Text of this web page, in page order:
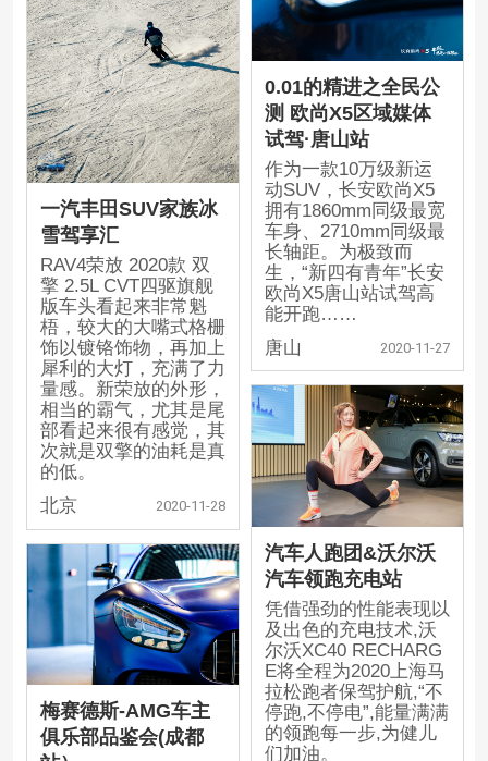
一汽丰田SUV家族冰
雪驾享汇
RAV4荣放 2020款 双
擎 2.5L CVT四驱旗舰
版车头看起来非常魁
梧，较大的大嘴式格栅
饰以镀铬饰物，再加上
犀利的大灯，充满了力
量感。新荣放的外形，
相当的霸气，尤其是尾
部看起来很有感觉，其
次就是双擎的油耗是真
的低。
北京
2020-11-28
梅赛德斯-AMG车主
俱乐部品鉴会(成都
0.01的精进之全民公
测 欧尚X5区域媒体
试驾·唐山站
作为一款10万级新运
动SUV，长安欧尚X5
拥有1860mm同级最宽
车身、2710mm同级最
长轴距。为极致而
生，“新四有青年”长安
欧尚X5唐山站试驾高
能开跑……
唐山
2020-11-27
汽车人跑团&沃尔沃
汽车领跑充电站
凭借强劲的性能表现以
及出色的充电技术,沃
尔沃XC40 RECHARG
E将全程为2020上海马
拉松跑者保驾护航,“不
停跑,不停电”,能量满满
的领跑每一步,为健儿
们加油。